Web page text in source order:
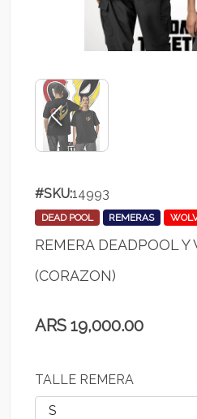
#SKU:14993
DEAD POOL REMERAS
REMERA DEADPOOL Y
(CORAZON)
ARS 19,000.00
TALLE REMERA